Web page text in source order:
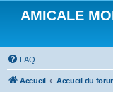
AMICALE
FAQ
Accueil Accueil du